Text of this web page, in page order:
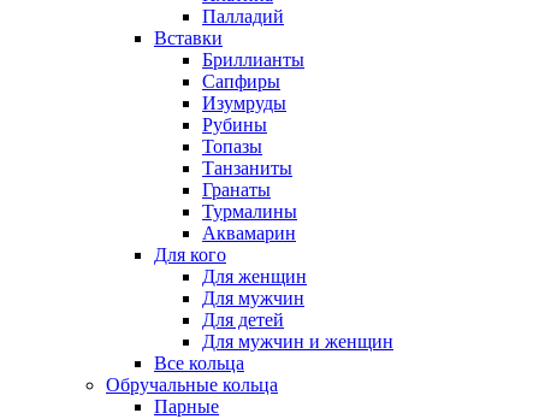
Палладий
Вставки
Бриллианты
Сапфиры
Изумруды
Рубины
Топазы
Танзаниты
Гранаты
Турмалины
Аквамарин
Для кого
Для женщин
Для мужчин
Для детей
Для мужчин и женщин
Все кольца
Обручальные кольца
Парные